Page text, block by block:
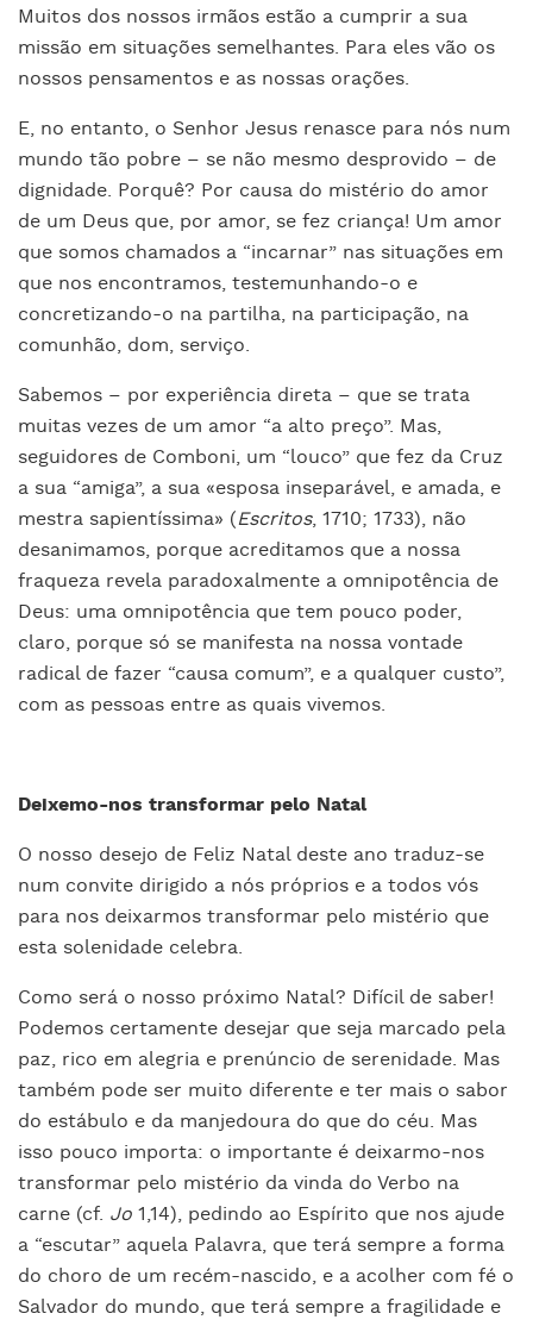
Muitos dos nossos irmãos estão a cumprir a sua
missão em situações semelhantes. Para eles vão os
nossos pensamentos e as nossas orações.
E, no entanto, o Senhor Jesus renasce para nós num
mundo tão pobre – se não mesmo desprovido – de
dignidade. Porquê? Por causa do mistério do amor
de um Deus que, por amor, se fez criança! Um amor
que somos chamados a “incarnar” nas situações em
que nos encontramos, testemunhando-o e
concretizando-o na partilha, na participação, na
comunhão, dom, serviço.
Sabemos – por experiência direta – que se trata
muitas vezes de um amor “a alto preço”. Mas,
seguidores de Comboni, um “louco” que fez da Cruz
a sua “amiga”, a sua «esposa inseparável, e amada, e
mestra sapientíssima» (Escritos, 1710; 1733), não
desanimamos, porque acreditamos que a nossa
fraqueza revela paradoxalmente a omnipotência de
Deus: uma omnipotência que tem pouco poder,
claro, porque só se manifesta na nossa vontade
radical de fazer “causa comum”, e a qualquer custo”,
com as pessoas entre as quais vivemos.
Deixemo-nos transformar pelo Natal
O nosso desejo de Feliz Natal deste ano traduz-se
num convite dirigido a nós próprios e a todos vós
para nos deixarmos transformar pelo mistério que
esta solenidade celebra.
Como será o nosso próximo Natal? Difícil de saber!
Podemos certamente desejar que seja marcado pela
paz, rico em alegria e prenúncio de serenidade. Mas
também pode ser muito diferente e ter mais o sabor
do estábulo e da manjedoura do que do céu. Mas
isso pouco importa: o importante é deixarmo-nos
transformar pelo mistério da vinda do Verbo na
carne (cf. Jo 1,14), pedindo ao Espírito que nos ajude
a “escutar” aquela Palavra, que terá sempre a forma
do choro de um recém-nascido, e a acolher com fé o
Salvador do mundo, que terá sempre a fragilidade e